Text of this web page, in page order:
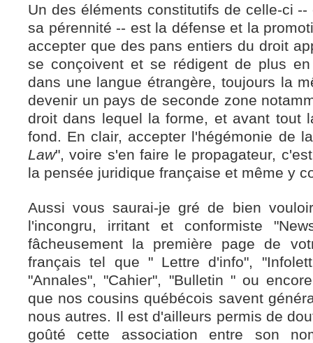
Un des éléments constitutifs de celle-ci
sa pérennité -- est la défense et la
accepter que des pans entiers du droit
se conçoivent et se rédigent de plus
dans une langue étrangère, toujours la
devenir un pays de seconde zone
droit dans lequel la forme, et avant tout
fond. En clair, accepter l'hégémonie de
Law", voire s'en faire le propagateur,
la pensée juridique française et même y
Aussi vous saurai-je gré de bien
l'incongru, irritant et conformiste
fâcheusement la première page de
français tel que " Lettre d'info",
"Annales", "Cahier", "Bulletin " ou
que nos cousins québécois savent
nous autres. Il est d'ailleurs permis de
goûté cette association entre son